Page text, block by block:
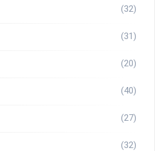
(32)
(31)
(20)
(40)
(27)
(32)